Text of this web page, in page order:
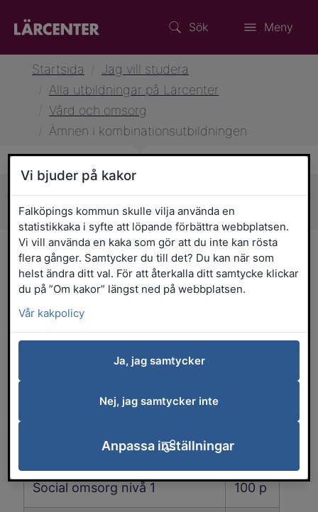
Sök Meny
Startsida
Jag vill studera
Alla utbildningar på Lärcenter
Vård och omsorg
Ämnen i kombinationsutbildningen
Ämnen i
kombinationsutbildningen
Anatomi och fysiologi nivå 1
Omvårdnad nivå 1
Social omsorg nivå 1 100 p
Vi bjuder på kakor
Falköpings kommun skulle vilja använda en
statistikkaka i syfte att löpande förbättra webbplatsen.
Vi vill använda en kaka som gör att du inte kan rösta
flera gånger. Samtycker du till det? Du kan när som
helst ändra ditt val. För att återkalla ditt samtycke klickar
du på ”Om kakor” längst ned på webbplatsen.
Vår kakpolicy
Ja, jag samtycker
Nej, jag samtycker inte
Anpassa inställningar